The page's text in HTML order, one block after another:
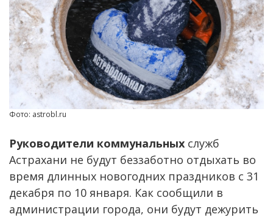
Фото: astrobl.ru
Руководители коммунальных служб
Астрахани не будут беззаботно отдыхать во
время длинных новогодних праздников с 31
декабря по 10 января. Как сообщили в
администрации города, они будут дежурить